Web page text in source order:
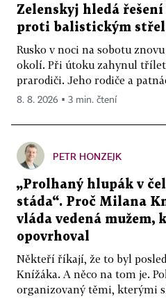
Zelenskyj hledá
proti balistickým
Rusko v noci na sobotu
okolí. Při útoku zahynul
prarodiči. Jeho rodiče a
8. 8. 2026 ▪ 3 min. čtení
PETR HONZEJK
„Prolhaný hlupák v
stáda“. Proč Milana
vláda vedená mužem,
opovrhoval
Někteří říkají, že to byl
Knížáka. A něco na tom je.
organizovaný těmi, kterými